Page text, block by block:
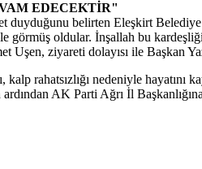
EDECEKTİR"
duyduğunu belirten Eleşkirt
görmüş oldular. İnşallah bu
ziyareti dolayısı ile Başkan
kalp rahatsızlığı nedeniyle
AK Parti Ağrı İl